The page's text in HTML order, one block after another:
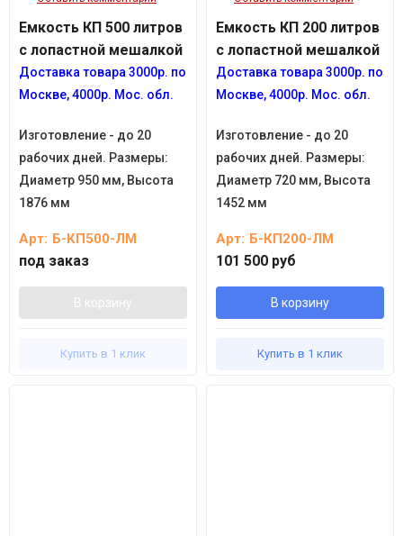
Емкость КП 500 литров
с лопастной мешалкой
Доставка товара 3000р. по
Москве, 4000р. Мос. обл.
Изготовление - до 20
рабочих дней. Размеры:
Диаметр 950 мм, Высота
1876 мм
Арт: Б-КП500-ЛМ
под заказ
В корзину
Купить в 1 клик
Емкость КП 200 литров
с лопастной мешалкой
Доставка товара 3000р. по
Москве, 4000р. Мос. обл.
Изготовление - до 20
рабочих дней. Размеры:
Диаметр 720 мм, Высота
1452 мм
Арт: Б-КП200-ЛМ
101 500 руб
В корзину
Купить в 1 клик